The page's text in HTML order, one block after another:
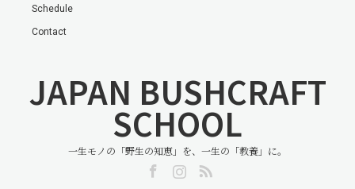
Schedule
Contact
JAPAN BUSHCRAFT
SCHOOL
一生モノの「野生の知恵」を、一生の「教養」に。